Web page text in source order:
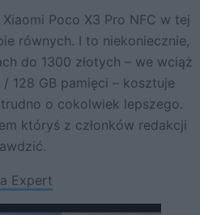
Poco X3 Pro NFC w tej
równych. I to niekoniecznie,
do 1300 złotych – we wciąż
128 GB pamięci – kosztuje
o cokolwiek lepszego.
któryś z członków redakcji
Expert